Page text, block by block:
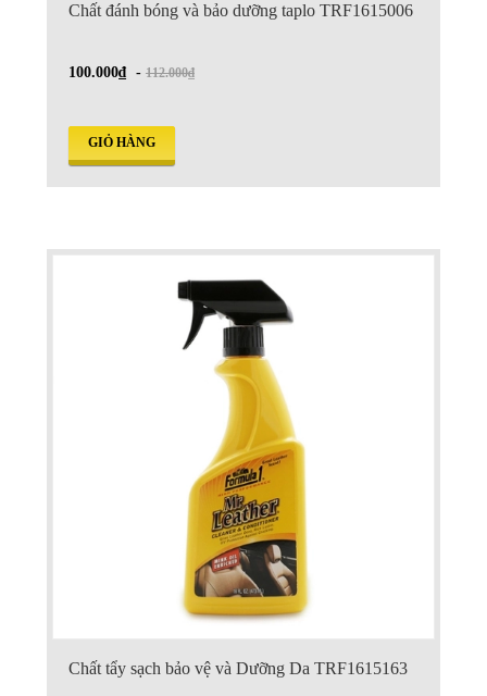
Chất đánh bóng và bảo dưỡng taplo TRF1615006
100.000₫ - 112.000₫
GIỎ HÀNG
Chất tẩy sạch bảo vệ và Dưỡng Da TRF1615163